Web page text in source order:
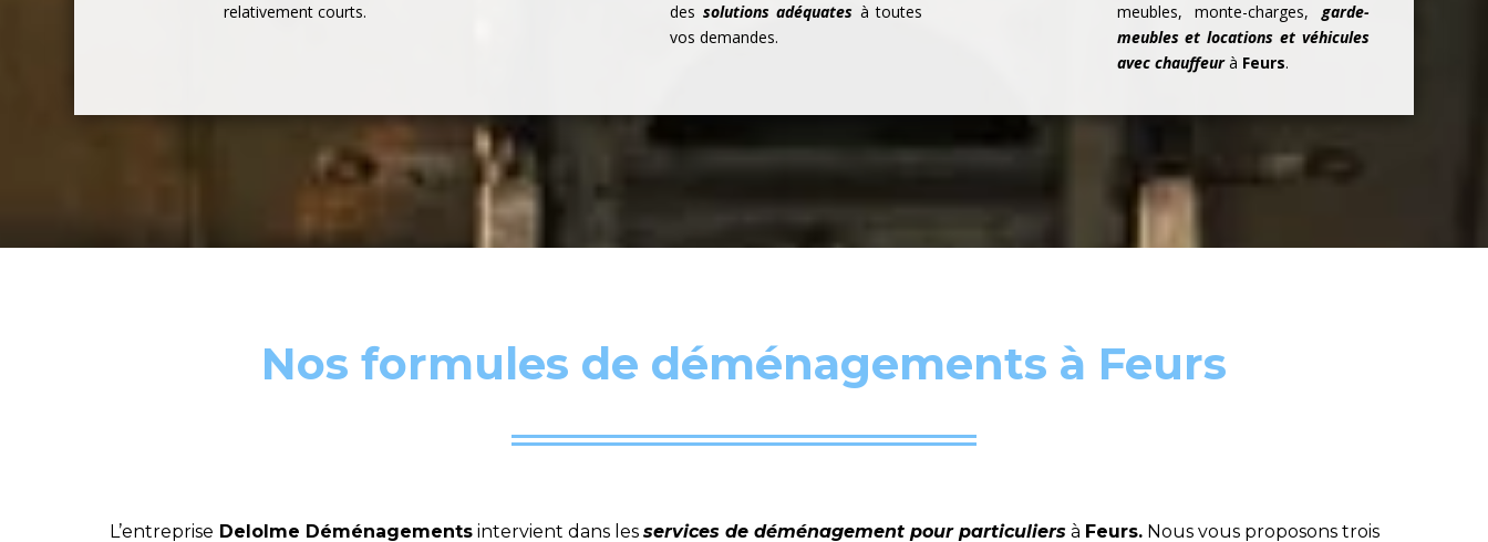
relativement courts.
des solutions adéquates à toutes
vos demandes.
meubles, monte-charges,garde-
meubles et locations et véhicules
avec chauffeurà Feurs.
Nos formules de déménagements à Feurs
L’entreprise Delolme Déménagementsintervient dans les services de déménagement pour particuliers à Feurs.Nous vous proposons trois